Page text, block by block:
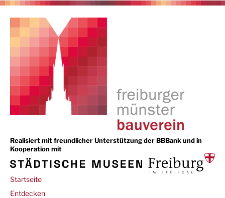
Realisiert mit freundlicher Unterstützung der BBBank und in
Kooperation mit
Main
navigation
Startseite
Entdecken